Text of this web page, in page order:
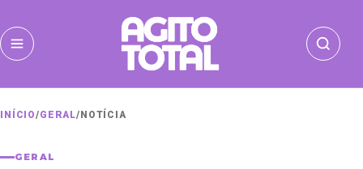
INÍCIO/GERAL/ NOTÍCIA
GERAL